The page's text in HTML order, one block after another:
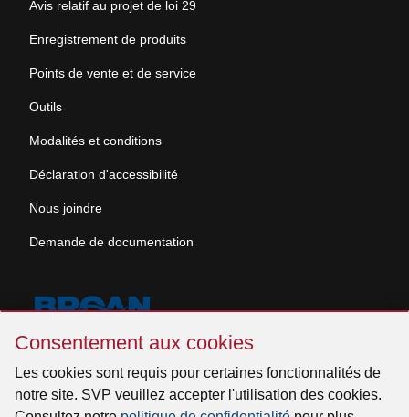
Consentement
aux
cookies
Consentement aux cookies
Les cookies sont requis pour certaines fonctionnalités de
notre site. SVP veuillez accepter l'utilisation des cookies.
Avis relatif au projet de loi 29
Enregistrement de produits
Points de vente et de service
Outils
Modalités et conditions
Déclaration d'accessibilité
Nous joindre
Demande de documentation
© 2026 Venmar Ventilation ULC Tous droits réservés.